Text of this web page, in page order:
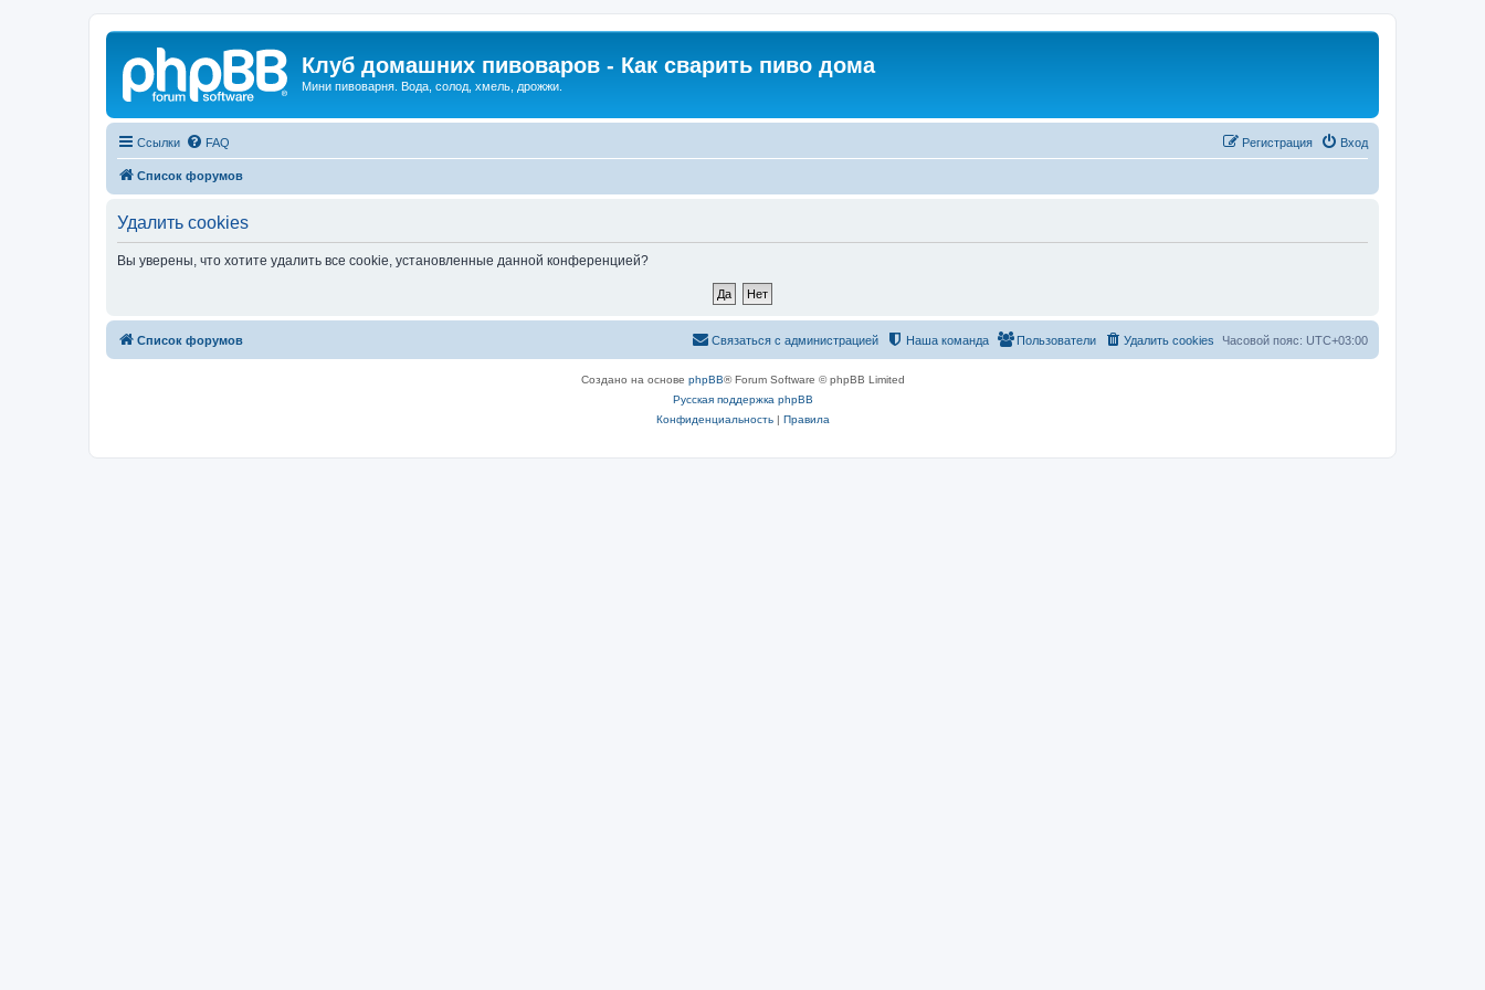
Клуб домашних пивоваров - Как cварить пиво дома
Мини пивоварня. Вода, солод, хмель, дрожжи.
Ссылки FAQ Вход
Регистрация
Список форумов
Удалить cookies
Вы уверены, что хотите удалить все cookie, установленные данной конференцией?
Список форумов Часовой пояс: UTC+03:00
Удалить cookies
Пользователи
Наша команда
Связаться с администрацией
Создано на основе phpBB® Forum Software © phpBB Limited
Русская поддержка phpBB
Конфиденциальность| Правила